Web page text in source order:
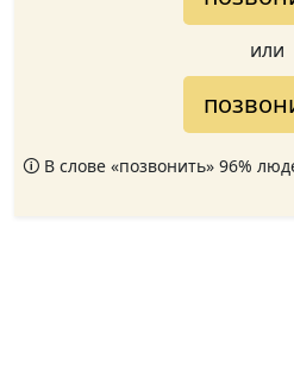
или
🛈 В слове «позвонить» 96%